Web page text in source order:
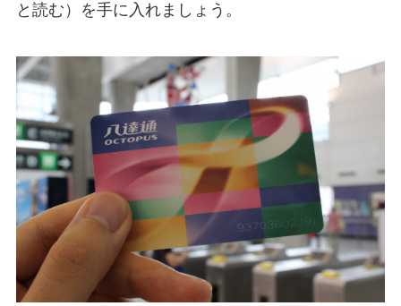
と読む）を手に入れましょう。